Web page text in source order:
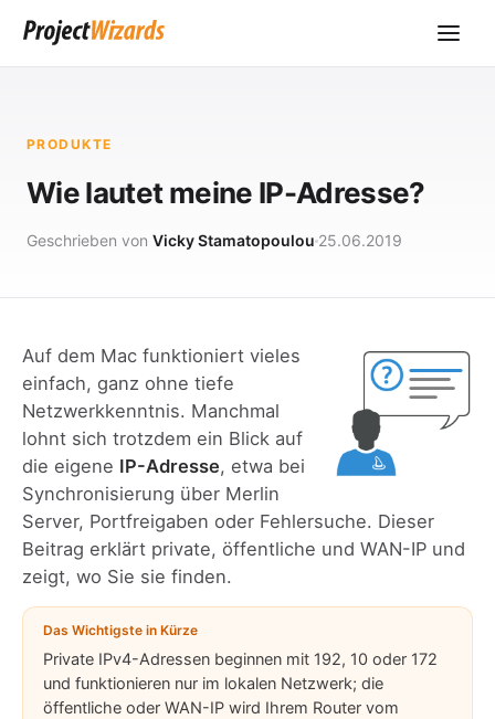
PRODUKTE
Wie lautet meine IP-Adresse?
Geschrieben von Vicky Stamatopoulou 25.06.2019
Auf dem Mac funktioniert vieles
einfach, ganz ohne tiefe
Netzwerkkenntnis. Manchmal
lohnt sich trotzdem ein Blick auf
die eigene IP-Adresse, etwa bei
Synchronisierung über Merlin
Server, Portfreigaben oder Fehlersuche. Dieser
Beitrag erklärt private, öffentliche und WAN-IP und
zeigt, wo Sie sie finden.
Das Wichtigste in Kürze
Private IPv4-Adressen beginnen mit 192, 10 oder 172
und funktionieren nur im lokalen Netzwerk; die
öffentliche oder WAN-IP wird Ihrem Router vom